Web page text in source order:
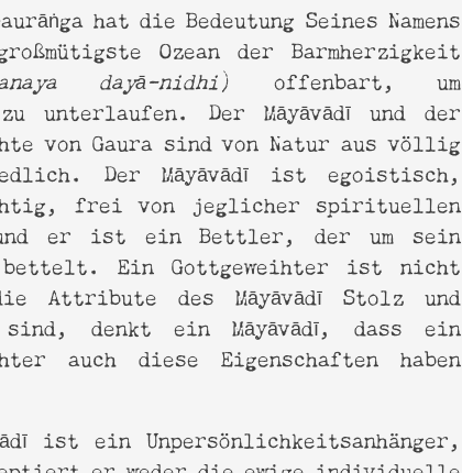
hat die Bedeutung Seines Namens
Ozean der Barmherzigkeit
dayā-nidhi) offenbart, um
zu unterlaufen. Der Māyāvādī und der
von Gaura sind von Natur aus völlig
Der Māyāvādī ist egoistisch,
frei von jeglicher spirituellen
und er ist ein Bettler, der um sein
bettelt. Ein Gottgeweihter ist nicht
Attribute des Māyāvādī Stolz und
denkt ein Māyāvādī, dass ein
auch diese Eigenschaften haben
ist ein Unpersönlichkeitsanhänger,